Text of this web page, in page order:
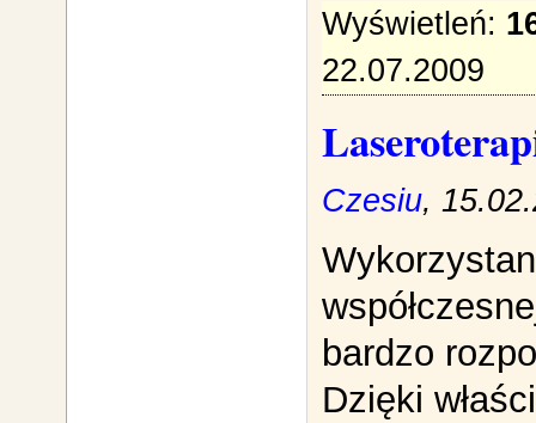
Wyświetleń:
22.07.2009
Czesiu,
bardzo
Dzięki